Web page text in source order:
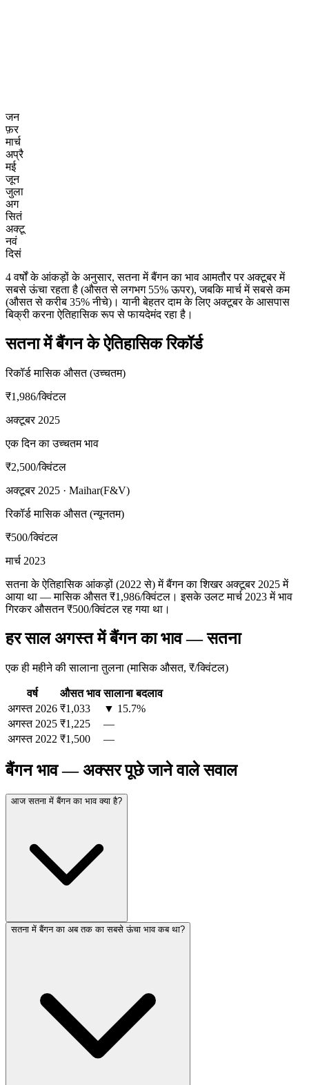
जन
फ़र
मार्च
अप्रै
मई
जून
जुला
अग
सितं
अक्टू
नवं
दिसं
4 वर्षों के आंकड़ों के अनुसार, सतना में बैंगन का भाव आमतौर पर अक्टूबर में
सबसे ऊंचा रहता है (औसत से लगभग 55% ऊपर), जबकि मार्च में सबसे कम
(औसत से करीब 35% नीचे)। यानी बेहतर दाम के लिए अक्टूबर के आसपास
बिक्री करना ऐतिहासिक रूप से फायदेमंद रहा है।
सतना में बैंगन के ऐतिहासिक रिकॉर्ड
रिकॉर्ड मासिक औसत (उच्चतम)
₹1,986/क्विंटल
अक्टूबर 2025
एक दिन का उच्चतम भाव
₹2,500/क्विंटल
अक्टूबर 2025 · Maihar(F&V)
रिकॉर्ड मासिक औसत (न्यूनतम)
₹500/क्विंटल
मार्च 2023
सतना के ऐतिहासिक आंकड़ों (2022 से) में बैंगन का शिखर अक्टूबर 2025 में
आया था — मासिक औसत ₹1,986/क्विंटल। इसके उलट मार्च 2023 में भाव
गिरकर औसतन ₹500/क्विंटल रह गया था।
हर साल अगस्त में बैंगन का भाव — सतना
एक ही महीने की सालाना तुलना (मासिक औसत, ₹/क्विंटल)
वर्ष औसत भाव सालाना बदलाव
अगस्त 2026 ₹1,033
▼ 15.7%
अगस्त 2025 ₹1,225
—
अगस्त 2022 ₹1,500 —
बैंगन भाव — अक्सर पूछे जाने वाले सवाल
आज सतना में बैंगन का भाव क्या है?
सतना में बैंगन का अब तक का सबसे ऊंचा भाव कब था?